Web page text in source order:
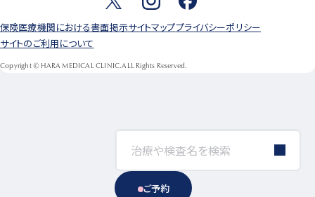
保険医療機関における書面掲示サイトマッププライバシーポリシー
サイトのご利用について
Copyright © HARA MEDICAL CLINIC.ALL Rights Reserved.
ご予約